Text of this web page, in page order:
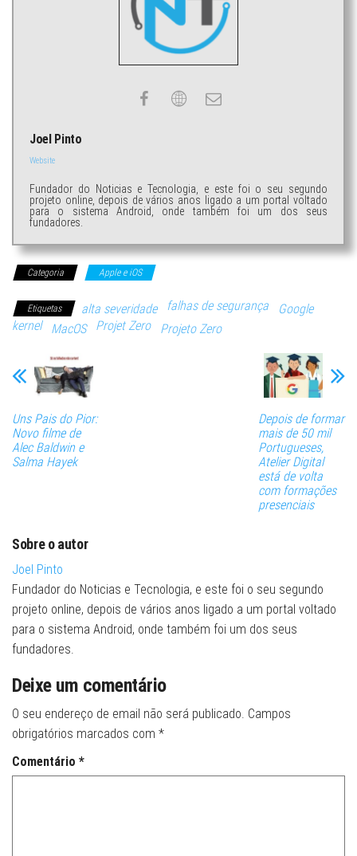
Joel Pinto
Website
Fundador do Noticias e Tecnologia, e este foi o seu segundo
projeto online, depois de vários anos ligado a um portal voltado
para o sistema Android, onde também foi um dos seus
fundadores.
Categoria Apple e iOS
Etiquetas alta severidade falhas de segurança
Google
kernel
MacOS Projet Zero Projeto Zero
Uns Pais do Pior:
Novo filme de
Alec Baldwin e
Salma Hayek
Depois de formar
mais de 50 mil
Portugueses,
Atelier Digital
está de volta
com formações
presenciais
Sobre o autor
Joel Pinto
Fundador do Noticias e Tecnologia, e este foi o seu segundo
projeto online, depois de vários anos ligado a um portal voltado
para o sistema Android, onde também foi um dos seus
fundadores.
Deixe um comentário
O seu endereço de email não será publicado. Campos
obrigatórios marcados com *
Comentário *